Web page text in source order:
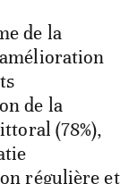
de la
de la
(78%),
régulière et